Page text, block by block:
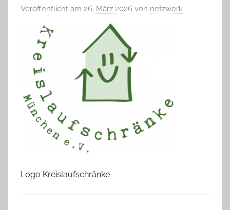
Veröffentlicht am 26. März 2026 von netzwerk
Logo Kreislaufschränke